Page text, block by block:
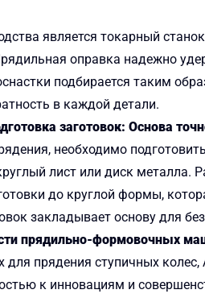
является токарный
оправка надежно
подбирается таким
в каждой детали.
заготовок: Основа
необходимо
лист или диск
до круглой формы,
закладывает основу для
прядильно-формовочных
прядения ступичных
к инновациям и